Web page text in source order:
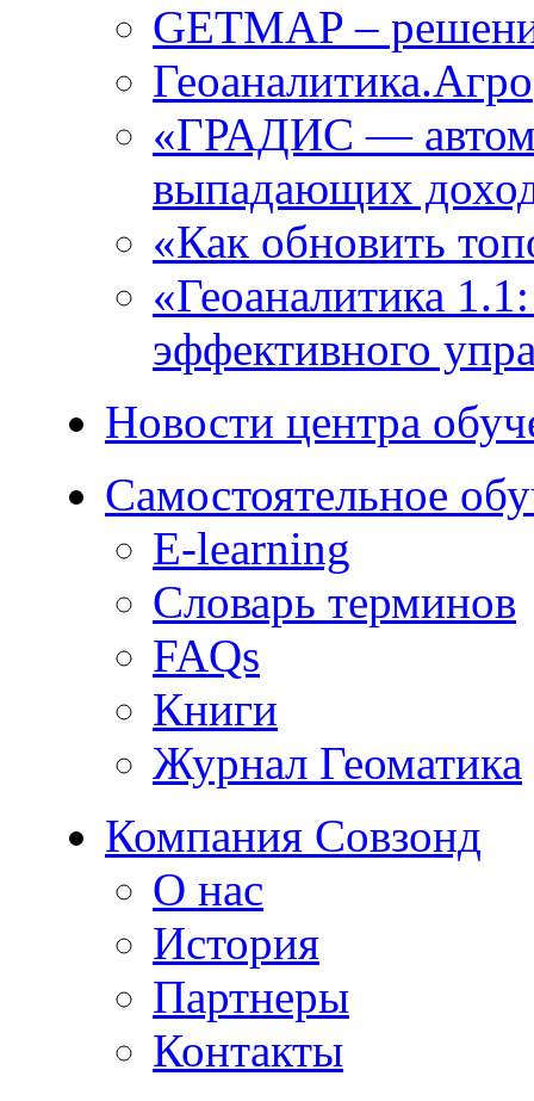
GETMAP –
Геоаналитика.Агро
«ГРАДИС ―
выпадающих
«Как обновить
«Геоаналитика
эффективного
Новости центра
Самостоятельное
E-learning
Словарь терминов
FAQs
Книги
Журнал Геоматика
Компания Совзонд
О нас
История
Партнеры
Контакты